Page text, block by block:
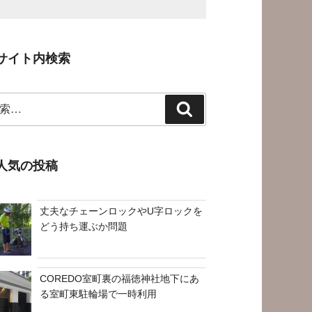
イト内検索
索
気の投稿
丈夫なチェーンロックやU字ロックを
どう持ち運ぶか問題
COREDO室町裏の福徳神社地下にあ
る室町東駐輪場で一時利用